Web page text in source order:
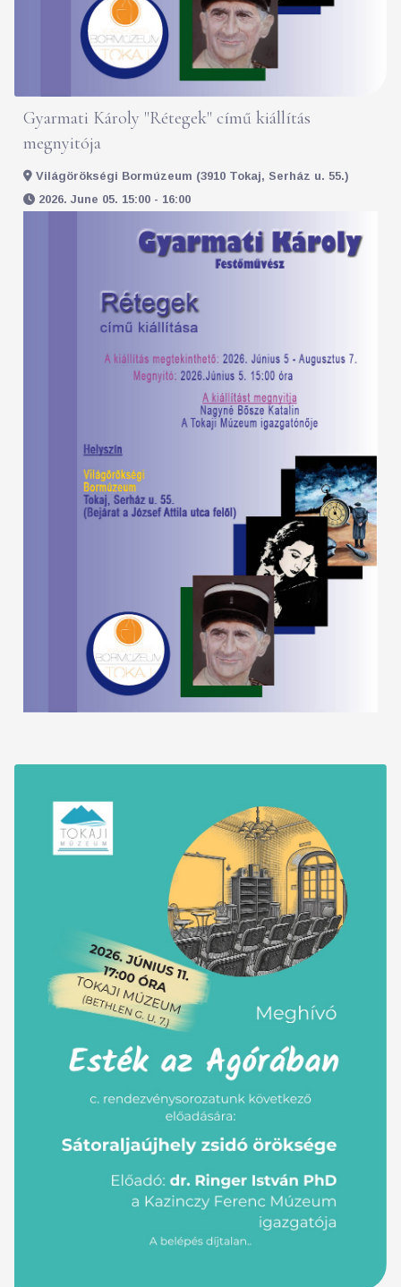
Gyarmati Károly "Rétegek" című kiállítás
megnyitója
Világörökségi Bormúzeum (3910 Tokaj, Serház u. 55.)
2026. June 05. 15:00 - 16:00